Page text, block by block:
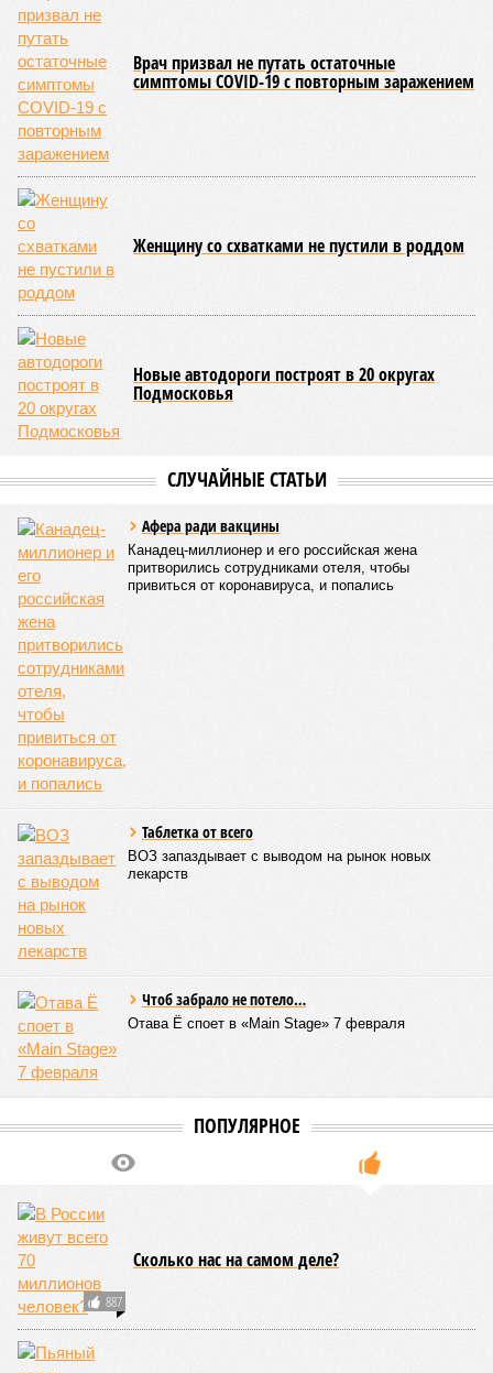
воздействием внешних факторов, условно таких как
ультрафиолет, а иногда… это просто случается. Просто
«потому что». И учёные до сих пор бьются над загадкой
почему.
Некоторые мутации не слишком разрушительны, и клетка
может существовать в слегка изменённом виде. Другие же
приводят к катастрофическим изменениям внутри неё – и
она погибает.
присутствуют тысячи соматических мутаций. У
организма нет механики, которая позволила бы ему
вернуться и исправить повреждения, уже записанные в
геноме,
медицинской школы Гроссмана при Нью-Йоркском
университете.
накопившиеся повреждения снижают эффективность
работы клетки, а в некоторых случаях создают
предпосылки для развития рака»
какие бы антивозрастные процедуры вы ни проводили, как
причины, всё равно ничего не выйдет – мутации возьмут
Цифры
По данным за 2025 год, лидером по средней
продолжительности жизни из всех стран стало
Княжество Монако. В общем-то, неудивительно с
учётом богатства и благополучия этого крохотного
клочка суши. Но второе место удивляет – оно,
оказывается, за Гонконгом. Если в Монако
большинство доживают до 87 лет, то в Гонконге – до
85 с копейками. «Бронза» за Японией – почти 85 лет.
Далее следуют Южная Корея, Швейцария и Австралия.
года, от лидеров рейтинга мы очень далеки. Впрочем,
Владимир Путин поставил задачу, чтобы к 2030 году
эта цифра выросла до 78 лет, а к 2036 году – до 81
года. Как это будет выполняться, неизвестно.
Эта железная печень
Aging, группа учёных из Сколковского института науки и
технологий во главе с доктором биологических наук
Екатериной Храмеевой
жизни человека. Вернее, каким бы этот срок мог быть, если
Итак, пишет в своей разошедшейся на многомиллионную
аудиторию публикации New York Post (почему, кстати, New
York Post, а не отечественные издания?), получилось, что
средним показателем было бы 1759 лет, а максимальным –
29 921 год. Неплохо: одному-единственному человеку
можно было бы застать сразу несколько концов света,
ледниковых периодов и крушение десятка-другого
развитых цивилизаций. Но мы снова возвращаемся к
катастрофическим изменениям в ДНК, которые начисто
вычёркивают эти цифры из всех возможных вариантов